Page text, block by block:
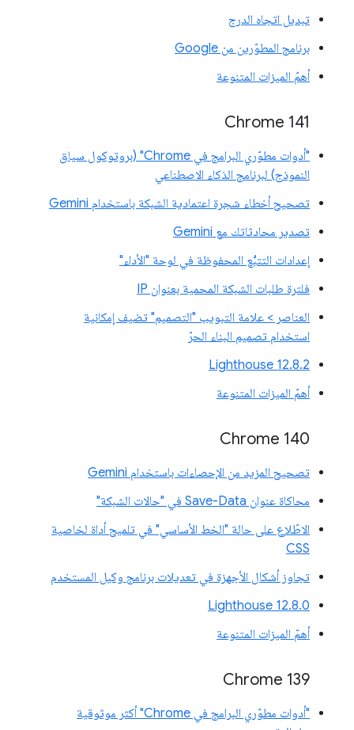
تبديل اتجاه الدرج
برنامج المطوّرين من Google
أهمّ الميزات المتنوعة
‫Chrome 141
"أدوات مطوّري البرامج في Chrome" (بروتوكول سياق
النموذج) لبرنامج الذكاء الاصطناعي
تصحيح أخطاء شجرة اعتمادية الشبكة باستخدام Gemini
تصدير محادثاتك مع Gemini
إعدادات التتبُّع المحفوظة في لوحة "الأداء"
فلترة طلبات الشبكة المحمية بعنوان IP
العناصر > علامة التبويب "التصميم" تضيف إمكانية
استخدام تصميم البناء الحرّ
‫Lighthouse 12.8.2
أهمّ الميزات المتنوعة
Chrome 140
تصحيح المزيد من الإحصاءات باستخدام Gemini
محاكاة عنوان Save-Data في "حالات الشبكة"
الاطّلاع على حالة "الخط الأساسي" في تلميح أداة لخاصية
CSS
تجاوز أشكال الأجهزة في تعديلات برنامج وكيل المستخدم
‫Lighthouse 12.8.0
أهمّ الميزات المتنوعة
‫Chrome 139
"أدوات مطوّري البرامج في Chrome" أكثر موثوقية